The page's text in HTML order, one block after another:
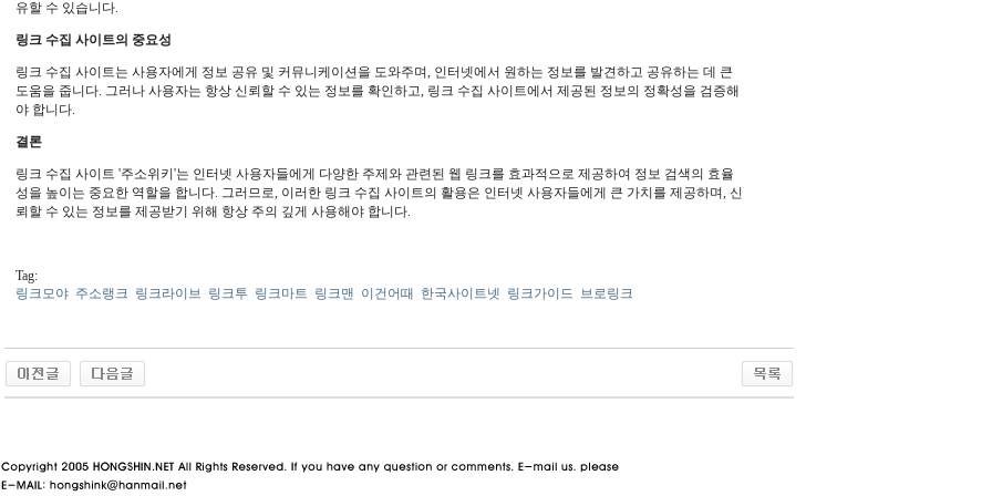
유할 수 있습니다.
링크 수집 사이트의 중요성
링크 수집 사이트는 사용자에게 정보 공유 및 커뮤니케이션을 도와주며, 인터넷에서 원하는 정보를 발견하고 공유하는 데 큰
도움을 줍니다. 그러나 사용자는 항상 신뢰할 수 있는 정보를 확인하고, 링크 수집 사이트에서 제공된 정보의 정확성을 검증해
야 합니다.
결론
링크 수집 사이트 '주소위키'는 인터넷 사용자들에게 다양한 주제와 관련된 웹 링크를 효과적으로 제공하여 정보 검색의 효율
성을 높이는 중요한 역할을 합니다. 그러므로, 이러한 링크 수집 사이트의 활용은 인터넷 사용자들에게 큰 가치를 제공하며, 신
뢰할 수 있는 정보를 제공받기 위해 항상 주의 깊게 사용해야 합니다.
Tag:
링크모야 주소랭크 링크라이브 링크투 링크마트 링크맨 이건어때 한국사이트넷 링크가이드 브로링크